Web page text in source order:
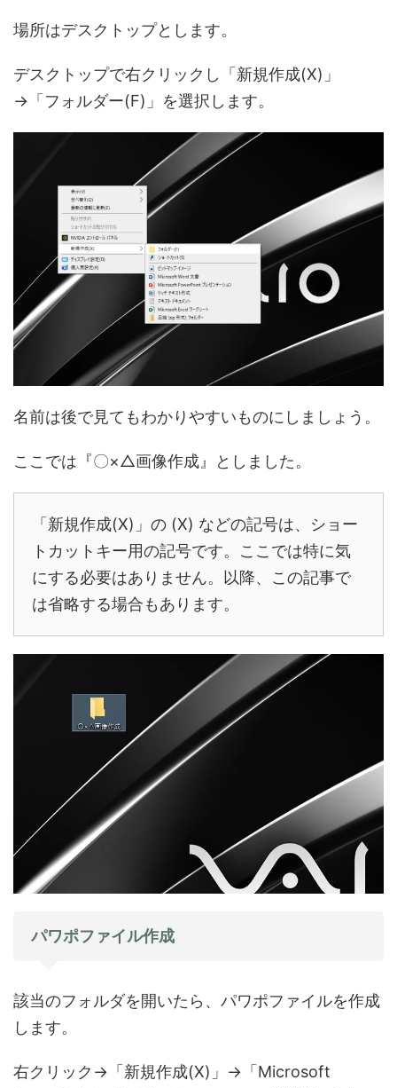
場所はデスクトップとします。
デスクトップで右クリックし「新規作成(X)」
→「フォルダー(F)」を選択します。
名前は後で見てもわかりやすいものにしましょう。
ここでは『〇×△画像作成』としました。
「新規作成(X)」の (X) などの記号は、ショー
トカットキー用の記号です。ここでは特に気
にする必要はありません。以降、この記事で
は省略する場合もあります。
パワポファイル作成
該当のフォルダを開いたら、パワポファイルを作成
します。
右クリック→「新規作成(X)」→「Microsoft